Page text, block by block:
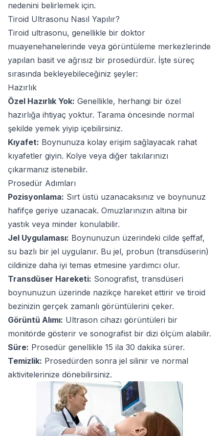
nedenini belirlemek için.
Tiroid Ultrasonu Nasıl Yapılır?
Tiroid ultrasonu, genellikle bir doktor
muayenehanelerinde veya görüntüleme merkezlerinde
yapılan basit ve ağrısız bir prosedürdür. İşte süreç
sırasında bekleyebileceğiniz şeyler:
Hazırlık
Özel Hazırlık Yok: Genellikle, herhangi bir özel
hazırlığa ihtiyaç yoktur. Tarama öncesinde normal
şekilde yemek yiyip içebilirsiniz.
Kıyafet: Boynunuza kolay erişim sağlayacak rahat
kıyafetler giyin. Kolye veya diğer takılarınızı
çıkarmanız istenebilir.
Prosedür Adımları
Pozisyonlama: Sırt üstü uzanacaksınız ve boynunuz
hafifçe geriye uzanacak. Omuzlarınızın altına bir
yastık veya minder konulabilir.
Jel Uygulaması: Boynunuzun üzerindeki cilde şeffaf,
su bazlı bir jel uygulanır. Bu jel, probun (transdüserin)
cildinize daha iyi temas etmesine yardımcı olur.
Transdüser Hareketi: Sonografist, transdüseri
boynunuzun üzerinde nazikçe hareket ettirir ve tiroid
bezinizin gerçek zamanlı görüntülerini çeker.
Görüntü Alımı: Ultrason cihazı görüntüleri bir
monitörde gösterir ve sonografist bir dizi ölçüm alabilir.
Süre: Prosedür genellikle 15 ila 30 dakika sürer.
Temizlik: Prosedürden sonra jel silinir ve normal
aktivitelerinize dönebilirsiniz.